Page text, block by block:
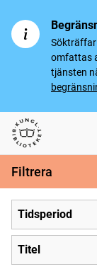
Sökträffar
omfattas
tjänsten
Svenska tidningar
Filtrera
Tidsperiod
Titel